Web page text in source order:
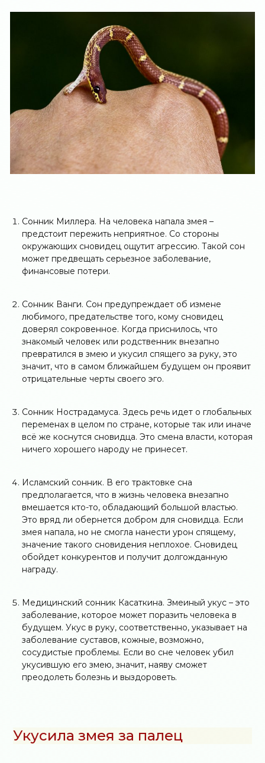
Сонник Миллера. На человека напала змея –
предстоит пережить неприятное. Со стороны
окружающих сновидец ощутит агрессию. Такой сон
может предвещать серьезное заболевание,
финансовые потери.
Сонник Ванги. Сон предупреждает об измене
любимого, предательстве того, кому сновидец
доверял сокровенное. Когда приснилось, что
знакомый человек или родственник внезапно
превратился в змею и укусил спящего за руку, это
значит, что в самом ближайшем будущем он проявит
отрицательные черты своего эго.
Сонник Нострадамуса. Здесь речь идет о глобальных
переменах в целом по стране, которые так или иначе
всё же коснутся сновидца. Это смена власти, которая
ничего хорошего народу не принесет.
Исламский сонник. В его трактовке сна
предполагается, что в жизнь человека внезапно
вмешается кто-то, обладающий большой властью.
Это вряд ли обернется добром для сновидца. Если
змея напала, но не смогла нанести урон спящему,
значение такого сновидения неплохое. Сновидец
обойдет конкурентов и получит долгожданную
награду.
Медицинский сонник Касаткина. Змеиный укус – это
заболевание, которое может поразить человека в
будущем. Укус в руку, соответственно, указывает на
заболевание суставов, кожные, возможно,
сосудистые проблемы. Если во сне человек убил
укусившую его змею, значит, наяву сможет
преодолеть болезнь и выздороветь.
Укусила змея за палец